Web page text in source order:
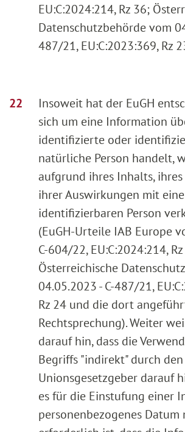
EU:C:2024:214, Rz 36;
Datenschutzbehörde vom
487/21, EU:C:2023:369, Rz
Insoweit hat der EuGH
sich um eine Information
identifizierte oder
natürliche Person handelt,
aufgrund ihres Inhalts,
ihrer Auswirkungen mit
identifizierbaren Person
(EuGH-Urteile IAB Europe
C-604/22, EU:C:2024:214,
Österreichische
04.05.2023 - C-487/21,
Rz 24 und die dort
Rechtsprechung). Weiter
darauf hin, dass die
Begriffs "indirekt" durch den
Unionsgesetzgeber darauf
es für die Einstufung einer
personenbezogenes Datum